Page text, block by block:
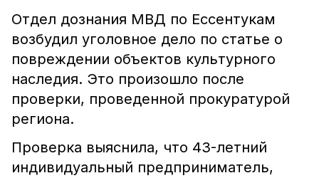
Отдел дознания МВД по Ессентукам
возбудил уголовное дело по статье о
повреждении объектов культурного
наследия. Это произошло после
проверки, проведенной прокуратурой
региона.
Проверка выяснила, что 43-летний
индивидуальный предприниматель,